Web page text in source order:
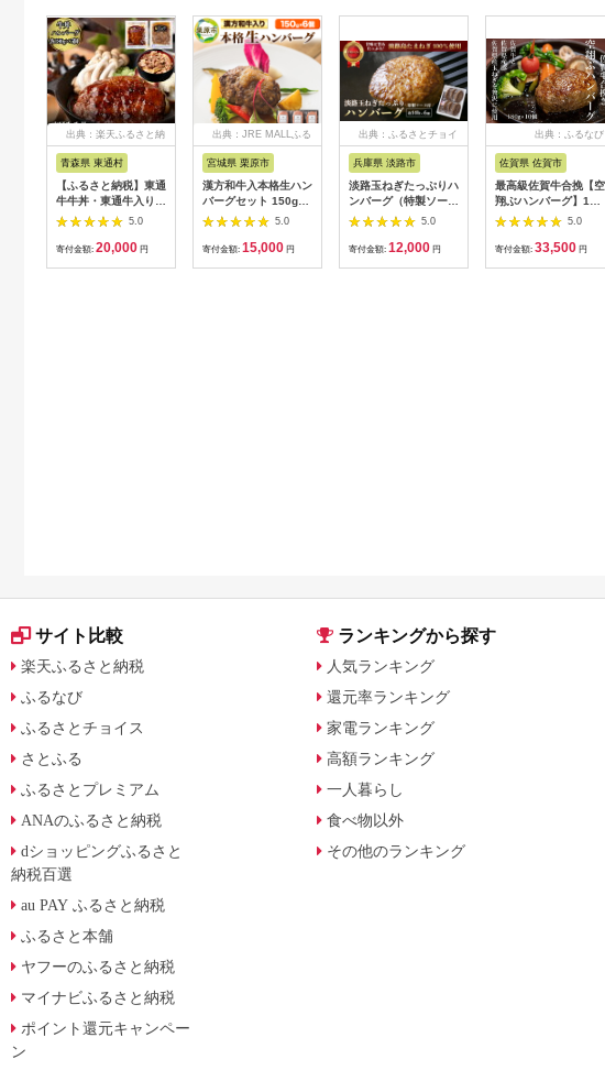
出典：楽天ふるさと納
青森県 東通村
【ふるさと納税】東通
牛牛丼・東通牛入り煮
込みハンバーグセット
5.0
寄付金額: 20,000 円
出典：JRE MALLふる
宮城県 栗原市
漢方和牛入本格生ハン
バーグセット 150g×6
個
5.0
寄付金額: 15,000 円
出典：ふるさとチョイ
兵庫県 淡路市
淡路玉ねぎたっぷりハ
ンバーグ（特製ソース
付）140g×6個 5.0
寄付金額: 12,000 円
出典：ふるなび
佐賀県 佐賀市
最高級佐賀牛合挽【空
翔ぶハンバーグ】10
個（ソース付）：
5.0
寄付金額: 33,500 円
サイト比較
楽天ふるさと納税
ふるなび
ふるさとチョイス
さとふる
ふるさとプレミアム
ANAのふるさと納税
dショッピングふるさと
納税百選
au PAY ふるさと納税
ふるさと本舗
ヤフーのふるさと納税
マイナビふるさと納税
ポイント還元キャンペー
ン
ランキングから探す
人気ランキング
還元率ランキング
家電ランキング
高額ランキング
一人暮らし
食べ物以外
その他のランキング